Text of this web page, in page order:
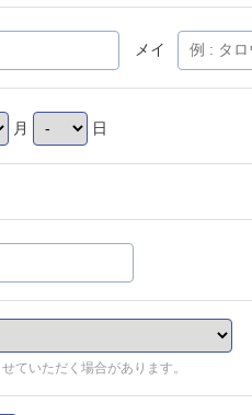
メイ
月 日
ていただく場合があります。